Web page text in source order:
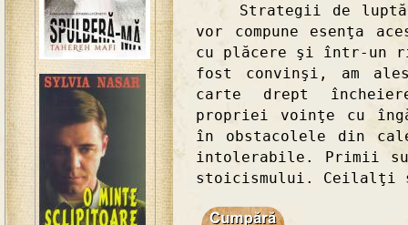
Strategii de luptă,
vor compune esenţa
cu plăcere şi într-un
fost convinşi, am
carte drept
propriei voinţe cu
în obstacolele din
intolerabile. Primii
stoicismului. Ceilalţi